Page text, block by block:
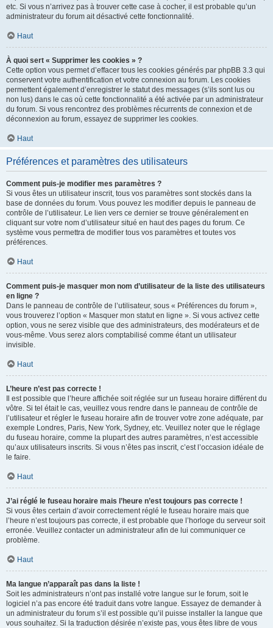
etc. Si vous n’arrivez pas à trouver cette case à cocher, il est probable qu’un
administrateur du forum ait désactivé cette fonctionnalité.
Haut
À quoi sert « Supprimer les cookies » ?
Cette option vous permet d’effacer tous les cookies générés par phpBB 3.3 qui
conservent votre authentification et votre connexion au forum. Les cookies
permettent également d’enregistrer le statut des messages (s’ils sont lus ou
non lus) dans le cas où cette fonctionnalité a été activée par un administrateur
du forum. Si vous rencontrez des problèmes récurrents de connexion et de
déconnexion au forum, essayez de supprimer les cookies.
Haut
Préférences et paramètres des utilisateurs
Comment puis-je modifier mes paramètres ?
Si vous êtes un utilisateur inscrit, tous vos paramètres sont stockés dans la
base de données du forum. Vous pouvez les modifier depuis le panneau de
contrôle de l’utilisateur. Le lien vers ce dernier se trouve généralement en
cliquant sur votre nom d’utilisateur situé en haut des pages du forum. Ce
système vous permettra de modifier tous vos paramètres et toutes vos
préférences.
Haut
Comment puis-je masquer mon nom d’utilisateur de la liste des utilisateurs
en ligne ?
Dans le panneau de contrôle de l’utilisateur, sous « Préférences du forum »,
vous trouverez l’option « Masquer mon statut en ligne ». Si vous activez cette
option, vous ne serez visible que des administrateurs, des modérateurs et de
vous-même. Vous serez alors comptabilisé comme étant un utilisateur
invisible.
Haut
L’heure n’est pas correcte !
Il est possible que l’heure affichée soit réglée sur un fuseau horaire différent du
vôtre. Si tel était le cas, veuillez vous rendre dans le panneau de contrôle de
l’utilisateur et régler le fuseau horaire afin de trouver votre zone adéquate, par
exemple Londres, Paris, New York, Sydney, etc. Veuillez noter que le réglage
du fuseau horaire, comme la plupart des autres paramètres, n’est accessible
qu’aux utilisateurs inscrits. Si vous n’êtes pas inscrit, c’est l’occasion idéale de
le faire.
Haut
J’ai réglé le fuseau horaire mais l’heure n’est toujours pas correcte !
Si vous êtes certain d’avoir correctement réglé le fuseau horaire mais que
l’heure n’est toujours pas correcte, il est probable que l’horloge du serveur soit
erronée. Veuillez contacter un administrateur afin de lui communiquer ce
problème.
Haut
Ma langue n’apparaît pas dans la liste !
Soit les administrateurs n’ont pas installé votre langue sur le forum, soit le
logiciel n’a pas encore été traduit dans votre langue. Essayez de demander à
un administrateur du forum s’il est possible qu’il puisse installer la langue que
vous souhaitez. Si la traduction désirée n’existe pas, vous êtes libre de vous